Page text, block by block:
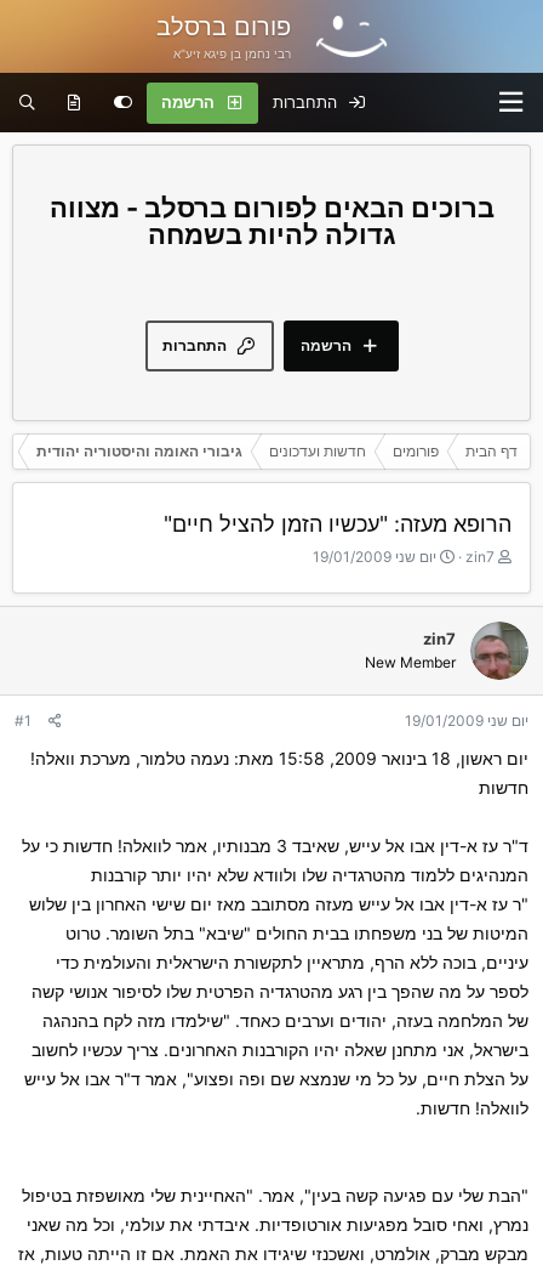
פורום ברסלב
רבי נחמן בן פיגא זיע"א
התחברות הרשמה
פורום ברסלב - מצווה
גדולה להיות בשמחה
התחברות הרשמה
דף הבית פורומים חדשות ועדכונים גיבורי האומה והיסטוריה יהודית
הרופא מעזה: "עכשיו הזמן להציל חיים"
T
r
e
a
d
a
r
e
zin7
ת
ר
ך
ה
ל
ה
יום שני 19/01/2009
zin7
New Member
יום שני 19/01/2009 #1
יום ראשון, 18 בינואר 2009, 15:58 מאת: נעמה טלמור, מערכת וואלה!
חדשות
ד"ר עז א-דין אבו אל עייש, שאיבד 3 מבנותיו, אמר לוואלה! חדשות כי על
המנהיגים ללמוד מהטרגדיה שלו ולוודא שלא יהיו יותר קורבנות
"ר עז א-דין אבו אל עייש מעזה מסתובב מאז יום שישי האחרון בין שלוש
המיטות של בני משפחתו בבית החולים "שיבא" בתל השומר. טרוט
עיניים, בוכה ללא הרף, מתראיין לתקשורת הישראלית והעולמית כדי
לספר על מה שהפך בין רגע מהטרגדיה הפרטית שלו לסיפור אנושי קשה
של המלחמה בעזה, יהודים וערבים כאחד. "שילמדו מזה לקח בהנהגה
בישראל, אני מתחנן שאלה יהיו הקורבנות האחרונים. צריך עכשיו לחשוב
על הצלת חיים, על כל מי שנמצא שם ופה ופצוע", אמר ד"ר אבו אל עייש
לוואלה! חדשות.
"הבת שלי עם פגיעה קשה בעין", אמר. "האחיינית שלי מאושפזת בטיפול
נמרץ, ואחי סובל מפגיעות אורטופדיות. איבדתי את עולמי, וכל מה שאני
מבקש מברק, אולמרט, ואשכנזי שיגידו את האמת. אם זו הייתה טעות, אז